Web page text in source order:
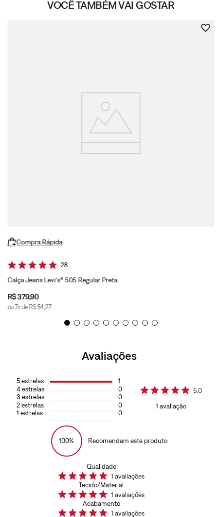
VOCÊ TAMBÉM VAI GOSTAR
Compra Rápida
28
Calça Jeans Levi's® 505 Regular Preta
R$379,90
ou7x de R$ 54,27
Avaliações
5estrelas
4estrelas
3 estrelas
2estrelas
1 estrelas
1
0
0
0
0
5.0
1 avaliação
100% Recomendam este produto
Qualidade
1 avaliações
Tecido/Material
1 avaliações
Acabamento
1 avaliações